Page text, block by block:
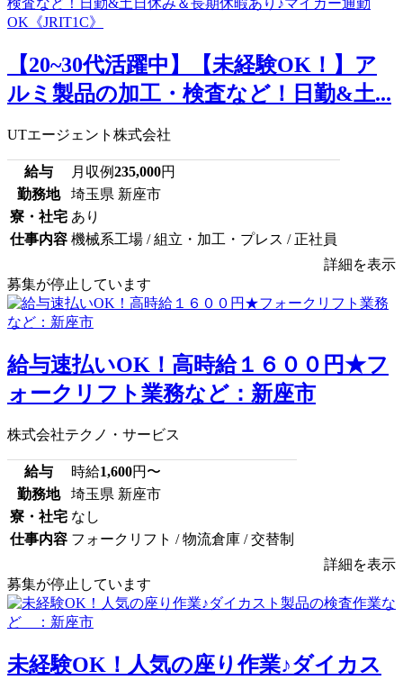
【20~30代活躍中】【未経験OK！】ア
ルミ製品の加工・検査など！日勤&土...
UTエージェント株式会社
給与 月収例235,000円
勤務地
埼玉県 新座市
寮・社宅 あり
仕事内容 機械系工場 / 組立・加工・プレス / 正社員
詳細を表示
募集が停止しています
給与速払いOK！高時給１６００円★フ
ォークリフト業務など：新座市
株式会社テクノ・サービス
給与 時給1,600円〜
勤務地
埼玉県 新座市
寮・社宅 なし
仕事内容 フォークリフト / 物流倉庫 / 交替制
詳細を表示
募集が停止しています
未経験OK！人気の座り作業♪ダイカス